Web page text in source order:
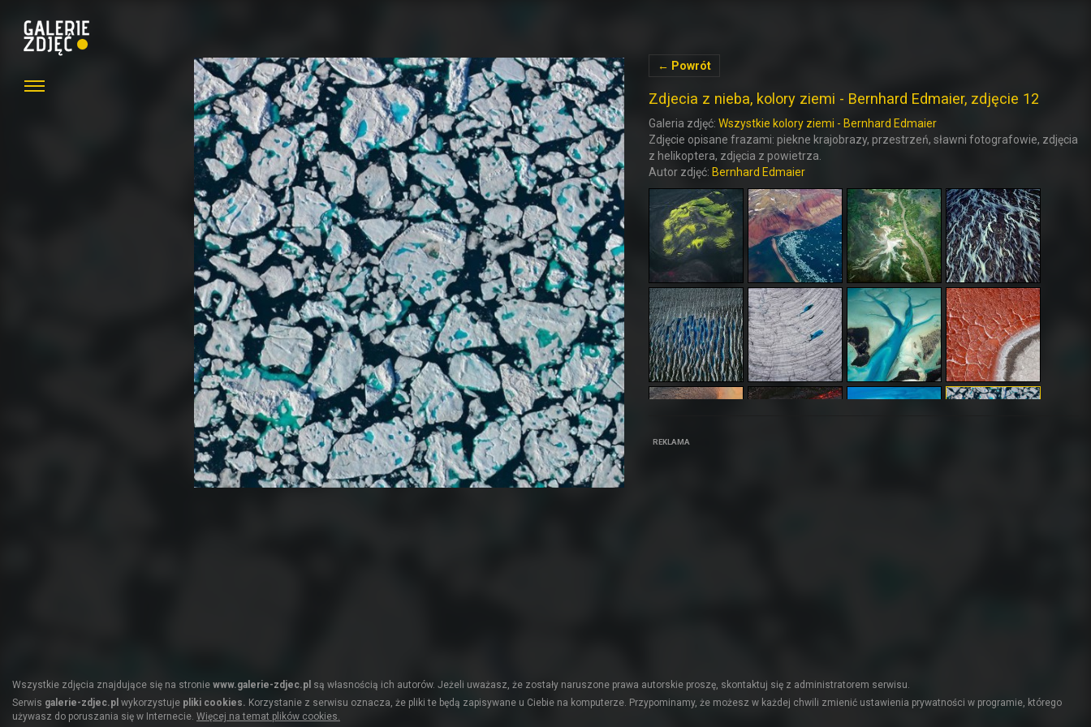
← Powrót
Zdjecia z nieba, kolory ziemi - Bernhard Edmaier, zdjęcie 12
Galeria zdjęć: Wszystkie kolory ziemi - Bernhard Edmaier
Zdjęcie opisane frazami: piekne krajobrazy, przestrzeń, sławni fotografowie, zdjęcia
z helikoptera, zdjęcia z powietrza.
Autor zdjęć: Bernhard Edmaier
REKLAMA
Wszystkie zdjęcia znajdujące się na stronie www.galerie-zdjec.pl są własnością ich autorów. Jeżeli uważasz, że zostały naruszone prawa autorskie proszę, skontaktuj się z administratorem serwisu.
Serwis galerie-zdjec.pl wykorzystuje pliki cookies. Korzystanie z serwisu oznacza, że pliki te będą zapisywane u Ciebie na komputerze. Przypominamy, że możesz w każdej chwili zmienić ustawienia prywatności w programie, którego
używasz do poruszania się w Internecie. Więcej na temat plików cookies.